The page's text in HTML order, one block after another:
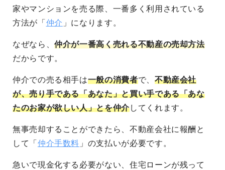
家やマンションを売る際、一番多く利用されている
方法が「 仲介 」になります。
なぜなら、仲介が一番高く売れる不動産の売却方法
だからです。
仲介での売る相手は一般の消費者で、 不動産会社
が、売り手である「あなた」と買い手である「あな
たのお家が欲しい人」とを仲介してくれます。
無事売却することができたら、不動産会社に報酬と
して「 仲介手数料 」の支払いが必要です。
急いで現金化する必要がない、住宅ローンが残って